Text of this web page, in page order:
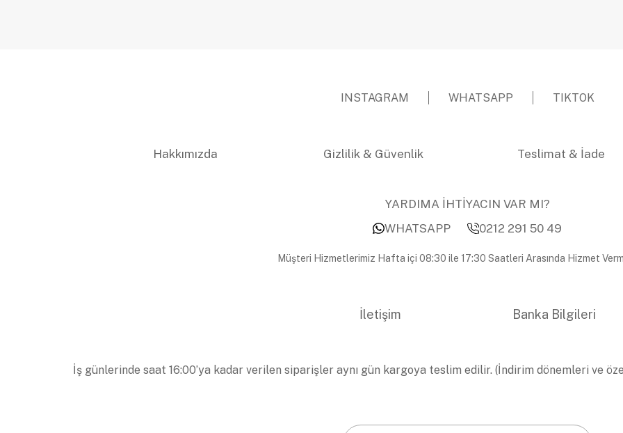
INSTAGRAM WHATSAPP TIKTOK
Hakkımızda Gizlilik & Güvenlik Teslimat & İade
YARDIMA İHTİYACIN VAR MI?
WHATSAPP
0212 291 50 49
Müşteri Hizmetlerimiz Hafta içi 08:30 ile 17:30 Saatleri Arasında Hizmet
İletişim Banka Bilgileri
İş günlerinde saat 16:00’ya kadar verilen siparişler aynı gün kargoya teslim edilir. (İndirim dönemleri ve